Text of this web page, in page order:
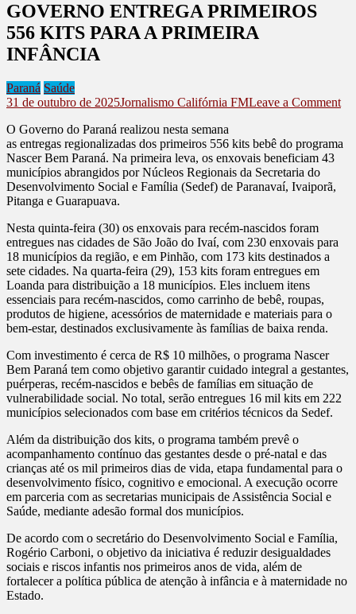
GOVERNO ENTREGA PRIMEIROS
556 KITS PARA A PRIMEIRA
INFÂNCIA
Paraná Saúde
31 de outubro de 2025Jornalismo Califórnia FMLeave a Commenton
O Governo do Paraná realizou nesta semana
as entregas regionalizadas dos primeiros 556 kits bebê do programa
Nascer Bem Paraná. Na primeira leva, os enxovais beneficiam 43
municípios abrangidos por Núcleos Regionais da Secretaria do
Desenvolvimento Social e Família (Sedef) de Paranavaí, Ivaiporã,
Pitanga e Guarapuava.
Nesta quinta-feira (30) os enxovais para recém-nascidos foram
entregues nas cidades de São João do Ivaí, com 230 enxovais para
18 municípios da região, e em Pinhão, com 173 kits destinados a
sete cidades. Na quarta-feira (29), 153 kits foram entregues em
Loanda para distribuição a 18 municípios. Eles incluem itens
essenciais para recém-nascidos, como carrinho de bebê, roupas,
produtos de higiene, acessórios de maternidade e materiais para o
bem-estar, destinados exclusivamente às famílias de baixa renda.
Com investimento é cerca de R$ 10 milhões, o programa Nascer
Bem Paraná tem como objetivo garantir cuidado integral a gestantes,
puérperas, recém-nascidos e bebês de famílias em situação de
vulnerabilidade social. No total, serão entregues 16 mil kits em 222
municípios selecionados com base em critérios técnicos da Sedef.
Além da distribuição dos kits, o programa também prevê o
acompanhamento contínuo das gestantes desde o pré-natal e das
crianças até os mil primeiros dias de vida, etapa fundamental para o
desenvolvimento físico, cognitivo e emocional. A execução ocorre
em parceria com as secretarias municipais de Assistência Social e
Saúde, mediante adesão formal dos municípios.
De acordo com o secretário do Desenvolvimento Social e Família,
Rogério Carboni, o objetivo da iniciativa é reduzir desigualdades
sociais e riscos infantis nos primeiros anos de vida, além de
fortalecer a política pública de atenção à infância e à maternidade no
Estado.